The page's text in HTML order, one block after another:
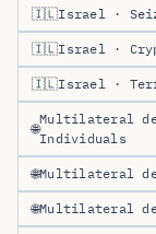
🇮🇱Israel ·
🇮🇱Israel ·
🇮🇱Israel ·
🌐
Multilateral
Individuals
🌐Multilateral
🌐Multilateral